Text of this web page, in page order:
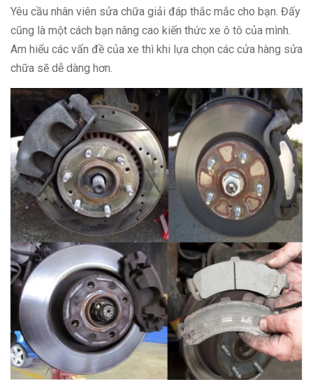
Yêu cầu nhân viên sửa chữa giải đáp thắc mắc cho bạn. Đấy
cũng là một cách bạn nâng cao kiến thức xe ô tô của mình.
Am hiểu các vấn đề của xe thì khi lựa chọn các cửa hàng sửa
chữa sẽ dễ dàng hơn.